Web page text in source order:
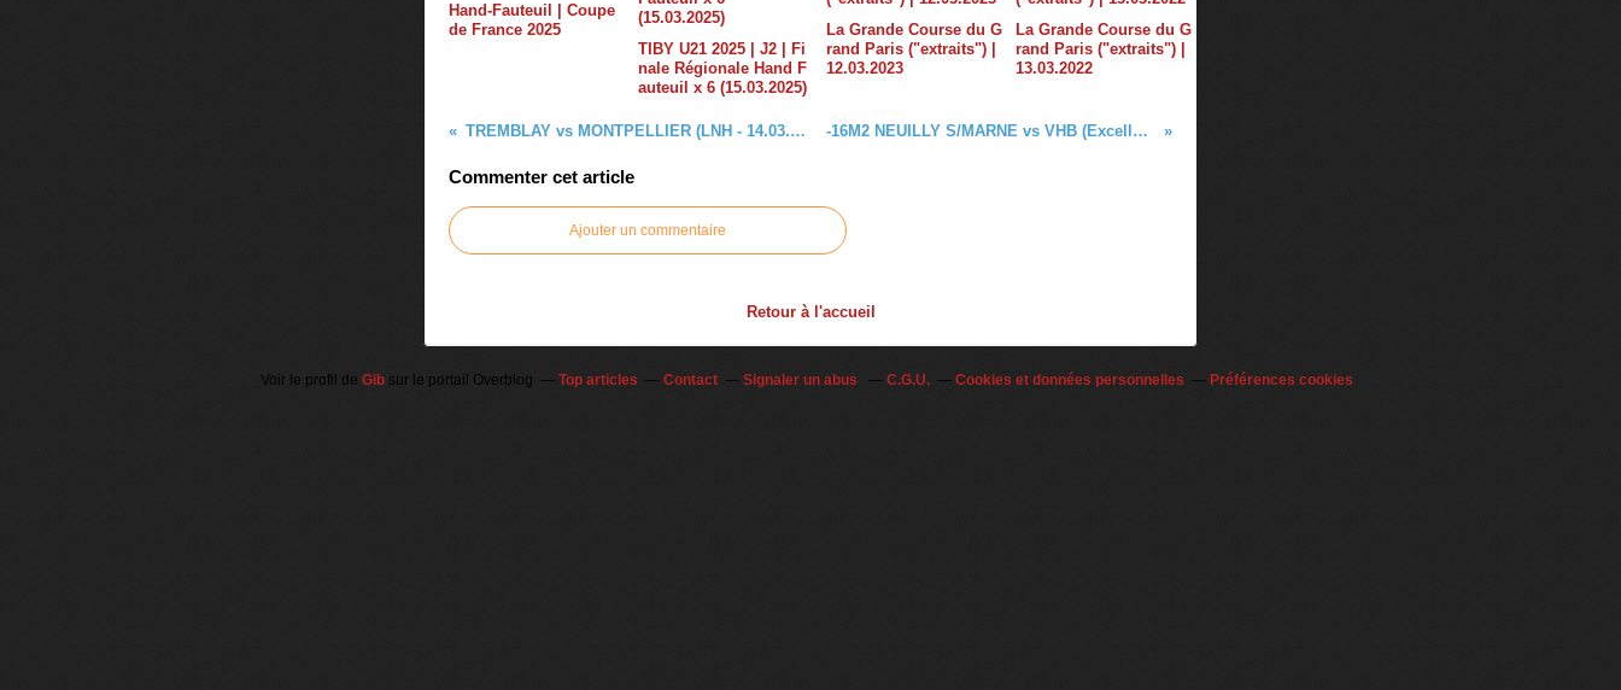
Hand-Fauteuil | Coupe
de France 2025
TIBY U21 2025 | J2 | Fi
nale Régionale Hand F
auteuil x 6 (15.03.2025)
La Grande Course du G
rand Paris ("extraits") |
12.03.2023
La Grande Course du G
rand Paris ("extraits") |
13.03.2022
TREMBLAY vs MONTPELLIER (LNH - 14.03.2012) 2ème mi-temps -16M2 NEUILLY S/MARNE vs VHB (Excellence 93 - 24.03.2012)
Commenter cet article
Ajouter un commentaire
Retour à l'accueil
Voir le profil de Gib sur le portail Overblog Top articles Contact Signaler un abus C.G.U. Cookies et données personnelles Préférences cookies